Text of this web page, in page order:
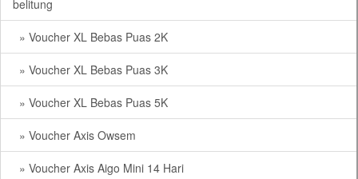
belitung
» Voucher XL Bebas Puas 2K
» Voucher XL Bebas Puas 3K
» Voucher XL Bebas Puas 5K
» Voucher Axis Owsem
» Voucher Axis Aigo Mini 14 Hari